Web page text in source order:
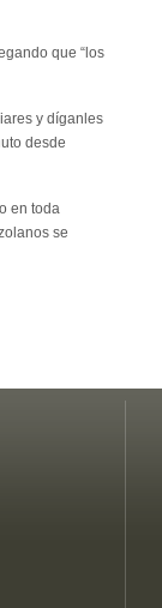
que “los
y díganles
desde
en toda
se